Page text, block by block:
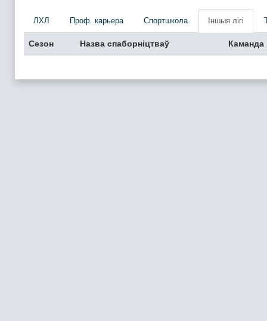
ЛХЛ Проф. карьера Спортшкола Iншыя лігі
Сезон Назва спаборніцтваў Каманда